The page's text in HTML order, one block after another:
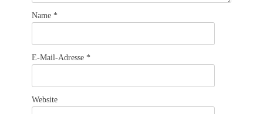
Name *
E-Mail-Adresse *
Website